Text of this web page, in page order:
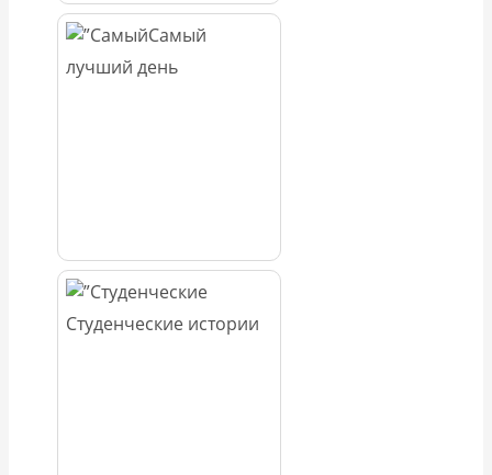
Самый
лучший день
Студенческие истории